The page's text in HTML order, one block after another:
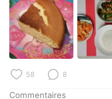
Indonesia
Türkçe
Português
58 8
Commentaires